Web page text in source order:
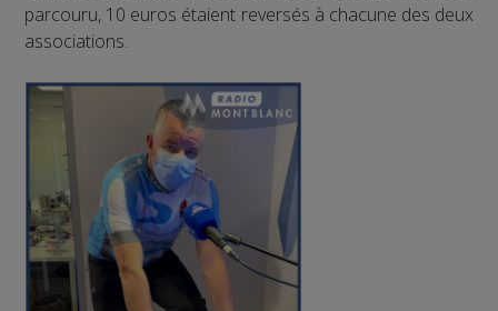
parcouru, 10 euros étaient reversés à chacune des deux
associations.